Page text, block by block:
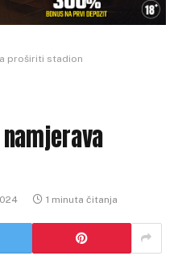
proširiti stadion
1 minuta čitanja